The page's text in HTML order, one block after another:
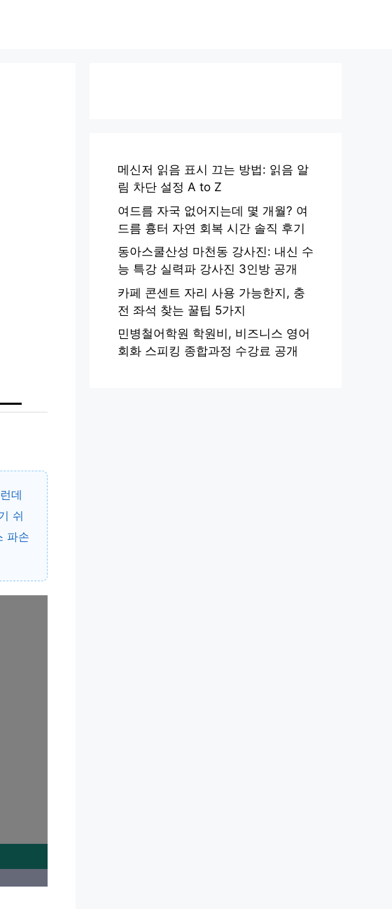
데
쉬
파손
메신저 읽음 표시 끄는 방법: 읽음 알
림 차단 설정 A to Z
여드름 자국 없어지는데 몇 개월? 여
드름 흉터 자연 회복 시간 솔직 후기
동아스쿨산성 마천동 강사진: 내신 수
능 특강 실력파 강사진 3인방 공개
카페 콘센트 자리 사용 가능한지, 충
전 좌석 찾는 꿀팁 5가지
민병철어학원 학원비, 비즈니스 영어
회화 스피킹 종합과정 수강료 공개